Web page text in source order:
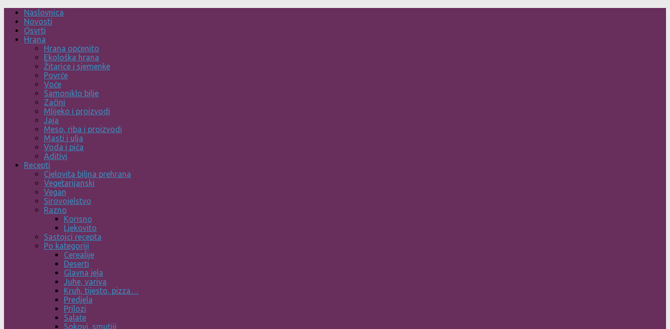
Skip
content
Naslovnica
Novosti
Osvrti
Hrana
Hrana općenito
Ekološka hrana
Žitarice i sjemenke
Povrće
Voće
Samoniklo bilje
Začini
Mlijeko i proizvodi
Jaja
Meso, riba i proizvodi
Masti i ulja
Voda i pića
Aditivi
Recepti
Cjelovita biljna prehrana
Vegetarijanski
Vegan
Sirovojelstvo
Razno
Korisno
Ljekovito
Sastojci recepta
Po kategoriji
Cerealije
Deserti
Glavna jela
Juhe, variva
Kruh, tijesto, pizza…
Predjela
Prilozi
Salate
Sokovi, smutiji